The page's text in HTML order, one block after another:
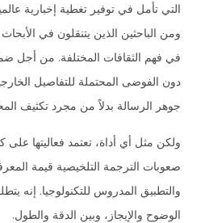
التي تأمل في توفير تغطية إخبارية
ومن الباحثين الذين يتنقلون في الأبحاث
في فهم الثقافات المختلفة. من أجل
دون الفوضى المحتملة للتفاصيل
جوهر الرسالة بدلاً من مجرد تكثيف
ولكن مثل أي أداة، تعتمد فعاليتها على
صعوبات الترجمة التلخيصية قيمة
والتطبيق المدروس للتكنولوجيا. إنه
الوضوح والإيجاز، وبين الدقة والطول.